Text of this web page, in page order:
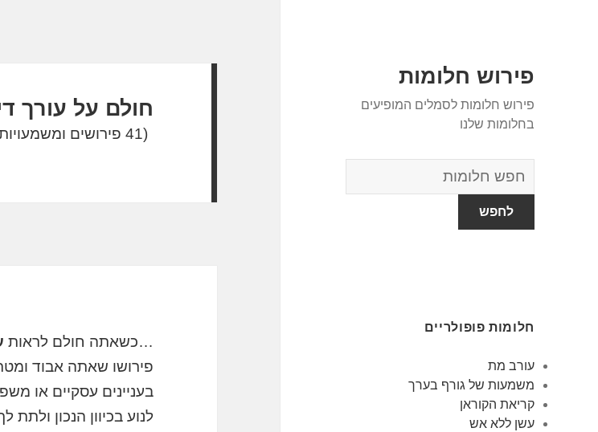
פירוש חלומות
פירוש חלומות לסמלים המופיעים
בחלומות שלנו
מילון
החלומות
חלומות פופולריים
עורב מת
משמעות של גורף בערך
קריאת הקוראן
עשן ללא אש
חולם על עורך
(41 פירושים ומשמעויות של חלומות על עורך דין)
…כשאתה חולם לראות
פירושו שאתה אבוד
בעניינים עסקיים או
לנוע בכיוון הנכון